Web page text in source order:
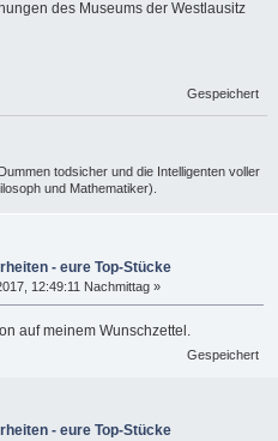
des Museums der Westlausitz
Gespeichert
todsicher und die Intelligenten voller
und Mathematiker).
- eure Top-Stücke
12:49:11 Nachmittag »
auf meinem Wunschzettel.
Gespeichert
- eure Top-Stücke